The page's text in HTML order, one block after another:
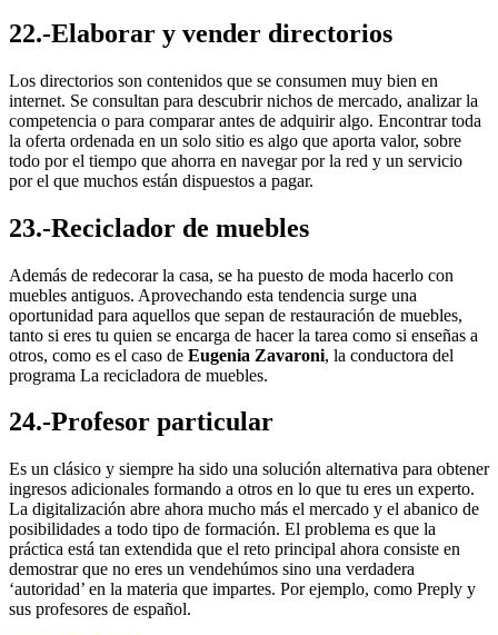
22.-Elaborar y vender directorios
Los directorios son contenidos que se consumen muy bien en
internet. Se consultan para descubrir nichos de mercado, analizar la
competencia o para comparar antes de adquirir algo. Encontrar toda
la oferta ordenada en un solo sitio es algo que aporta valor, sobre
todo por el tiempo que ahorra en navegar por la red y un servicio
por el que muchos están dispuestos a pagar.
23.-Reciclador de muebles
Además de redecorar la casa, se ha puesto de moda hacerlo con
muebles antiguos. Aprovechando esta tendencia surge una
oportunidad para aquellos que sepan de restauración de muebles,
tanto si eres tu quien se encarga de hacer la tarea como si enseñas a
otros, como es el caso de Eugenia Zavaroni, la conductora del
programa La recicladora de muebles.
24.-Profesor particular
Es un clásico y siempre ha sido una solución alternativa para obtener
ingresos adicionales formando a otros en lo que tu eres un experto.
La digitalización abre ahora mucho más el mercado y el abanico de
posibilidades a todo tipo de formación. El problema es que la
práctica está tan extendida que el reto principal ahora consiste en
demostrar que no eres un vendehúmos sino una verdadera
‘autoridad’ en la materia que impartes. Por ejemplo, como Preply y
sus profesores de español.